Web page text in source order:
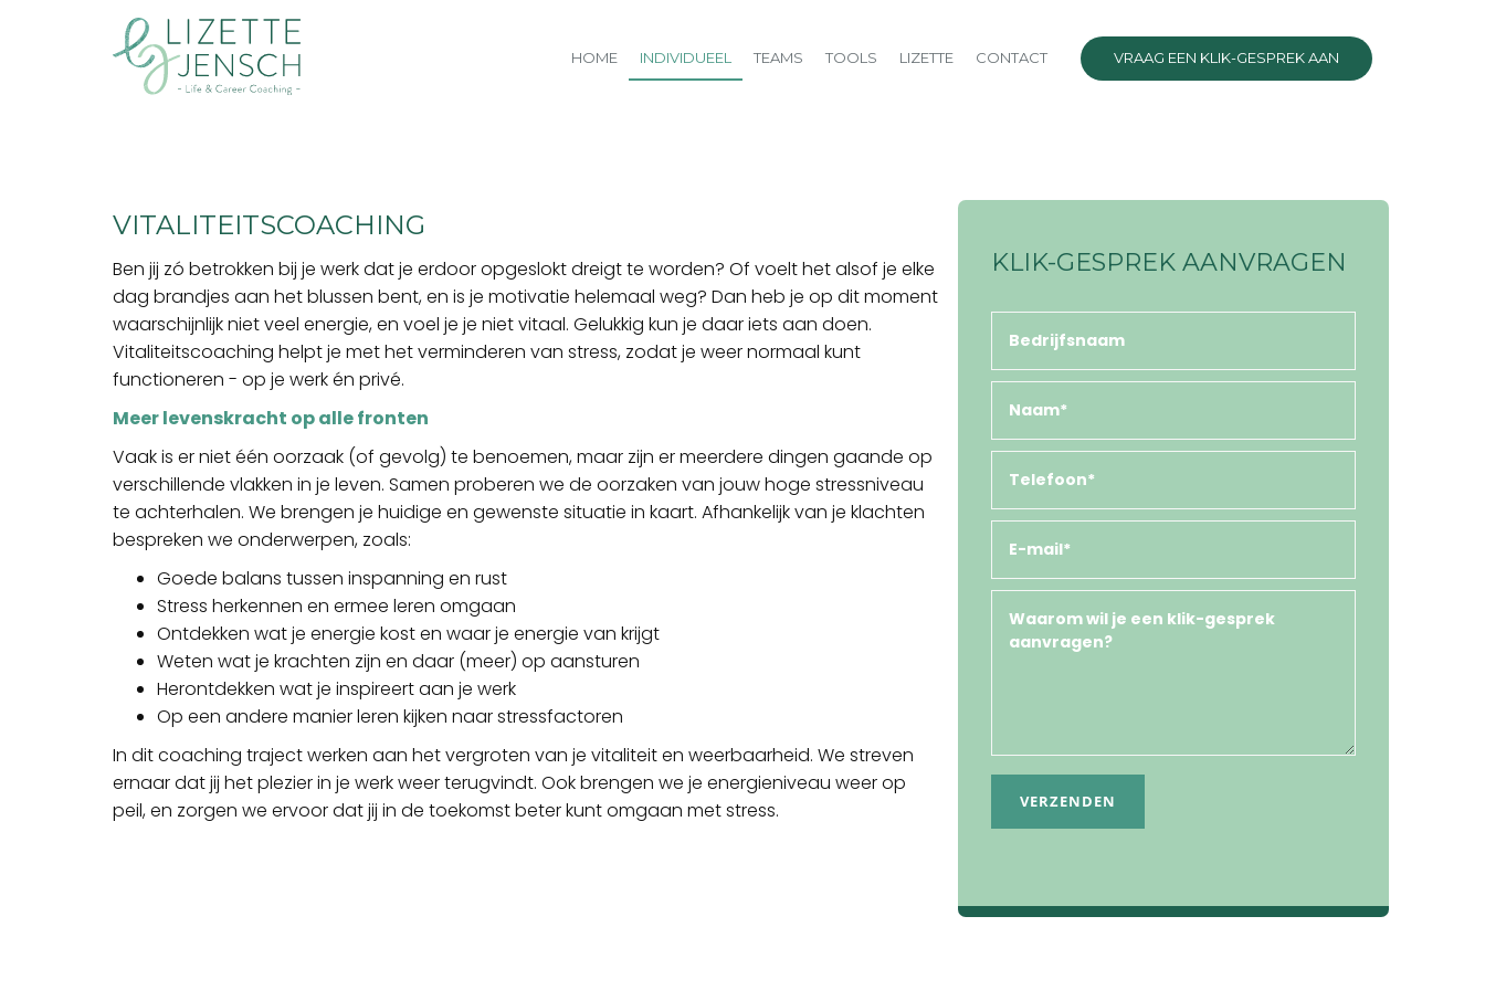
HOME INDIVIDUEEL TEAMS TOOLS LIZETTE CONTACT VRAAG EEN KLIK-GESPREK AAN
VITALITEITSCOACHING
Ben jij zó betrokken bij je werk dat je erdoor opgeslokt dreigt te worden? Of voelt het alsof je elke
dag brandjes aan het blussen bent, en is je motivatie helemaal weg? Dan heb je op dit moment
waarschijnlijk niet veel energie, en voel je je niet vitaal. Gelukkig kun je daar iets aan doen.
Vitaliteitscoaching helpt je met het verminderen van stress, zodat je weer normaal kunt
functioneren - op je werk én privé.
Meer levenskracht op alle fronten
Vaak is er niet één oorzaak (of gevolg) te benoemen, maar zijn er meerdere dingen gaande op
verschillende vlakken in je leven. Samen proberen we de oorzaken van jouw hoge stressniveau
te achterhalen. We brengen je huidige en gewenste situatie in kaart. Afhankelijk van je klachten
bespreken we onderwerpen, zoals:
Goede balans tussen inspanning en rust
Stress herkennen en ermee leren omgaan
Ontdekken wat je energie kost en waar je energie van krijgt
Weten wat je krachten zijn en daar (meer) op aansturen
Herontdekken wat je inspireert aan je werk
Op een andere manier leren kijken naar stressfactoren
In dit coaching traject werken aan het vergroten van je vitaliteit en weerbaarheid. We streven
ernaar dat jij het plezier in je werk weer terugvindt. Ook brengen we je energieniveau weer op
peil, en zorgen we ervoor dat jij in de toekomst beter kunt omgaan met stress.
KLIK-GESPREK AANVRAGEN
VERZENDEN